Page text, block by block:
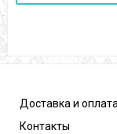
Доставка и
Контакты